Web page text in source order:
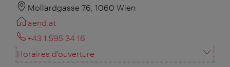
Mollardgasse 76, 1060 Wien
aend.at
+43 1 595 34 16
Horaires d'ouverture